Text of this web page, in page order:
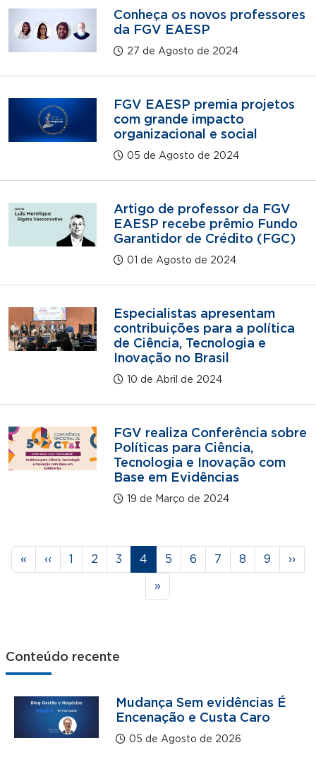
Conheça os novos professores
da FGV EAESP
27 de Agosto de 2024
FGV EAESP premia projetos
com grande impacto
organizacional e social
05 de Agosto de 2024
Artigo de professor da FGV
EAESP recebe prêmio Fundo
Garantidor de Crédito (FGC)
01 de Agosto de 2024
Especialistas apresentam
contribuições para a política
de Ciência, Tecnologia e
Inovação no Brasil
10 de Abril de 2024
FGV realiza Conferência sobre
Políticas para Ciência,
Tecnologia e Inovação com
Base em Evidências
19 de Março de 2024
Paginação
Primeira página
« Página anterior
‹‹ Página
1 Página
2 Página
3 Página
4 Página
5 Página
6 Página
7 Página
8 Página
9 ››
Última página
»
Conteúdo recente
Mudança Sem evidências É
Encenação e Custa Caro
05 de Agosto de 2026